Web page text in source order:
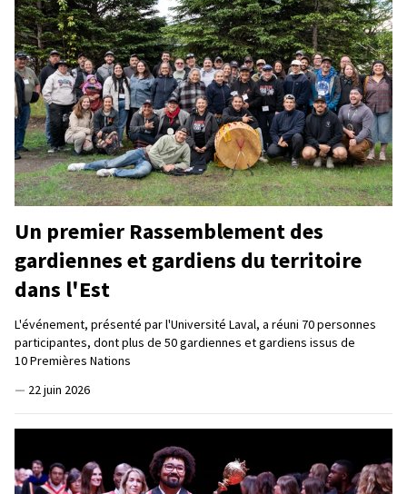
Un premier Rassemblement des
gardiennes et gardiens du territoire
dans l'Est
L'événement, présenté par l'Université Laval, a réuni 70 personnes
participantes, dont plus de 50 gardiennes et gardiens issus de
10 Premières Nations
— 22 juin 2026